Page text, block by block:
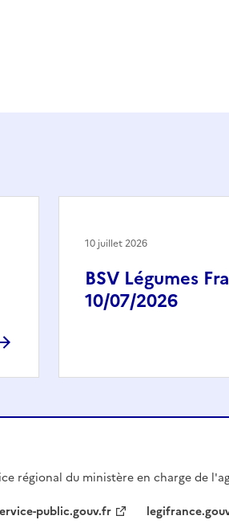
BSV Légumes
10/07/2026
10 juillet 2026
régional du ministère en charge de
public.gouv.fr